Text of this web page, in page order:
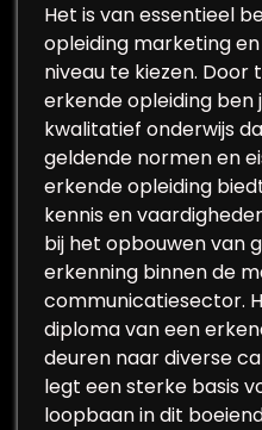
Het is van essentieel
opleiding marketing
niveau te kiezen. Door
erkende opleiding ben
kwalitatief onderwijs
geldende normen en
erkende opleiding
kennis en
bij het opbouwen van
erkenning binnen de
communicatiesector.
diploma van een
deuren naar diverse
legt een sterke basis
loopbaan in dit